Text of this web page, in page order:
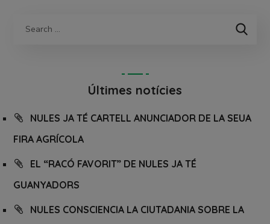
Últimes notícies
NULES JA TÉ CARTELL ANUNCIADOR DE LA SEUA
FIRA AGRÍCOLA
EL “RACÓ FAVORIT” DE NULES JA TÉ
GUANYADORS
NULES CONSCIENCIA LA CIUTADANIA SOBRE LA